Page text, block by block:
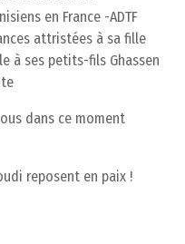
en France -ADTF
attristées à sa fille
à ses petits-fils Ghassen
dans ce moment
reposent en paix !